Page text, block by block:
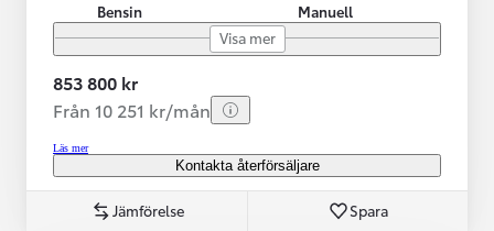
Bensin
Manuell
Visa mer
853 800 kr
Från 10 251 kr/mån
Läs mer
Kontakta återförsäljare
Jämförelse Spara